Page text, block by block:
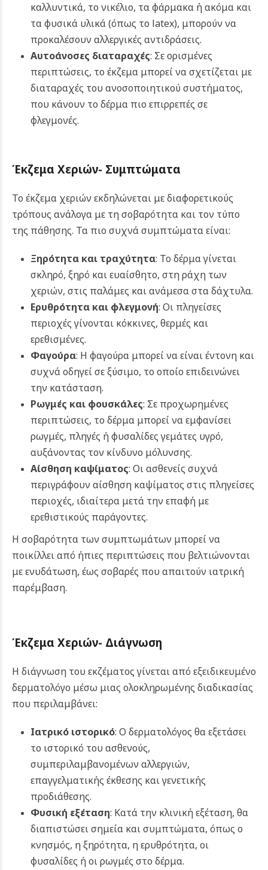
καλλυντικά, το νικέλιο, τα φάρμακα ή ακόμα και
τα φυσικά υλικά (όπως το latex), μπορούν να
προκαλέσουν αλλεργικές αντιδράσεις.
Αυτοάνοσες διαταραχές: Σε ορισμένες
περιπτώσεις, το έκζεμα μπορεί να σχετίζεται με
διαταραχές του ανοσοποιητικού συστήματος,
που κάνουν το δέρμα πιο επιρρεπές σε
φλεγμονές.
Έκζεμα Χεριών- Συμπτώματα
Το έκζεμα χεριών εκδηλώνεται με διαφορετικούς
τρόπους ανάλογα με τη σοβαρότητα και τον τύπο
της πάθησης. Τα πιο συχνά συμπτώματα είναι:
Ξηρότητα και τραχύτητα: Το δέρμα γίνεται
σκληρό, ξηρό και ευαίσθητο, στη ράχη των
χεριών, στις παλάμες και ανάμεσα στα δάχτυλα.
Ερυθρότητα και φλεγμονή: Οι πληγείσες
περιοχές γίνονται κόκκινες, θερμές και
ερεθισμένες.
Φαγούρα: Η φαγούρα μπορεί να είναι έντονη και
συχνά οδηγεί σε ξύσιμο, το οποίο επιδεινώνει
την κατάσταση.
Ρωγμές και φουσκάλες: Σε προχωρημένες
περιπτώσεις, το δέρμα μπορεί να εμφανίσει
ρωγμές, πληγές ή φυσαλίδες γεμάτες υγρό,
αυξάνοντας τον κίνδυνο μόλυνσης.
Αίσθηση καψίματος: Οι ασθενείς συχνά
περιγράφουν αίσθηση καψίματος στις πληγείσες
περιοχές, ιδιαίτερα μετά την επαφή με
ερεθιστικούς παράγοντες.
Η σοβαρότητα των συμπτωμάτων μπορεί να
ποικίλλει από ήπιες περιπτώσεις που βελτιώνονται
με ενυδάτωση, έως σοβαρές που απαιτούν ιατρική
παρέμβαση.
Έκζεμα Χεριών- Διάγνωση
Η διάγνωση του εκζέματος γίνεται από εξειδικευμένο
δερματολόγο μέσω μιας ολοκληρωμένης διαδικασίας
που περιλαμβάνει:
Ιατρικό ιστορικό: Ο δερματολόγος θα εξετάσει
το ιστορικό του ασθενούς,
συμπεριλαμβανομένων αλλεργιών,
επαγγελματικής έκθεσης και γενετικής
προδιάθεσης.
Φυσική εξέταση: Κατά την κλινική εξέταση, θα
διαπιστώσει σημεία και συμπτώματα, όπως ο
κνησμός, η ξηρότητα, η ερυθρότητα, οι
φυσαλίδες ή οι ρωγμές στο δέρμα.